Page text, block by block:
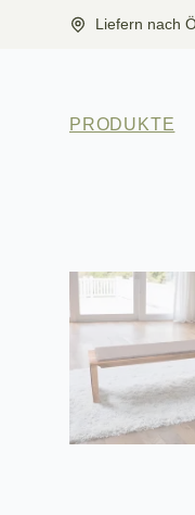
Liefern nach
PRODUKTE